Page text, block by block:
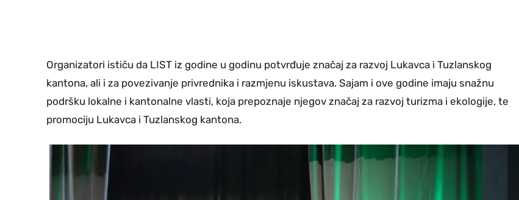
Organizatori ističu da LIST iz godine u godinu potvrđuje značaj za razvoj Lukavca i Tuzlanskog
kantona, ali i za povezivanje privrednika i razmjenu iskustava. Sajam i ove godine imaju snažnu
podršku lokalne i kantonalne vlasti, koja prepoznaje njegov značaj za razvoj turizma i ekologije, te
promociju Lukavca i Tuzlanskog kantona.